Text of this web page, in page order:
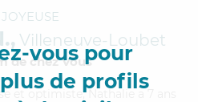
vous pour
de profils
JOYEUSE
Villeneuve-Loubet
de chez Vous
et optimiste, Nathalie a 7 ans